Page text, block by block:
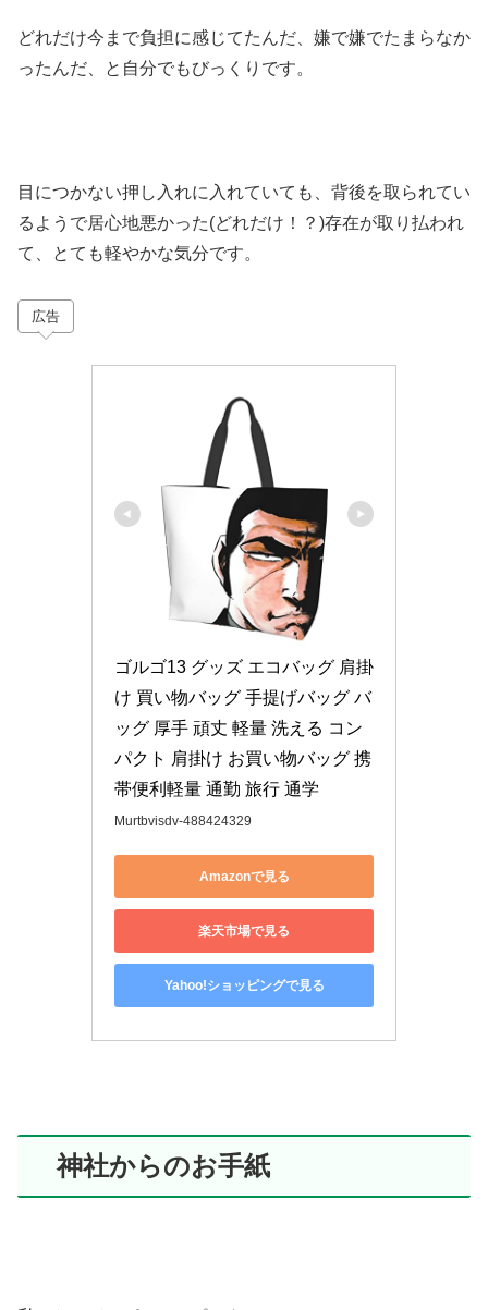
どれだけ今まで負担に感じてたんだ、嫌で嫌でたまらなか
ったんだ、と自分でもびっくりです。
目につかない押し入れに入れていても、背後を取られてい
るようで居心地悪かった(どれだけ！？)存在が取り払われ
て、とても軽やかな気分です。
広告
ゴルゴ13 グッズ エコバッグ 肩掛
け 買い物バッグ 手提げバッグ バ
ッグ 厚手 頑丈 軽量 洗える コン
パクト 肩掛け お買い物バッグ 携
帯便利軽量 通勤 旅行 通学
Murtbvisdv-488424329
Amazonで見る
楽天市場で見る
Yahoo!ショッピングで見る
神社からのお手紙